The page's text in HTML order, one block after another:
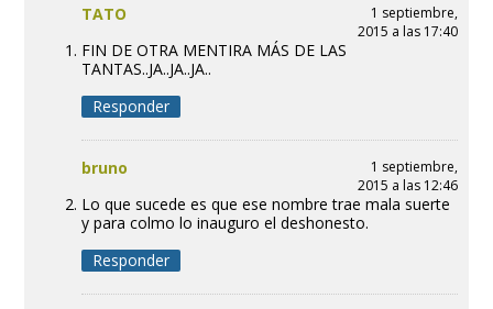
TATO
1 septiembre,
2015 a las 17:40
FIN DE OTRA MENTIRA MÁS DE LAS
TANTAS..JA..JA..JA..
Responder
bruno
1 septiembre,
2015 a las 12:46
Lo que sucede es que ese nombre trae mala suerte
y para colmo lo inauguro el deshonesto.
Responder